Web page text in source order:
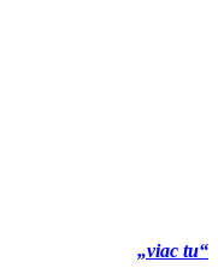
„viac tu“